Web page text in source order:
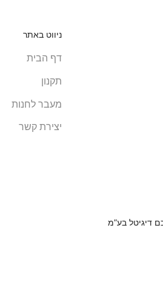
ניווט באתר
דף הבית
תקנון
מעבר לחנות
יצירת קשר
דיגיטל בע”מ